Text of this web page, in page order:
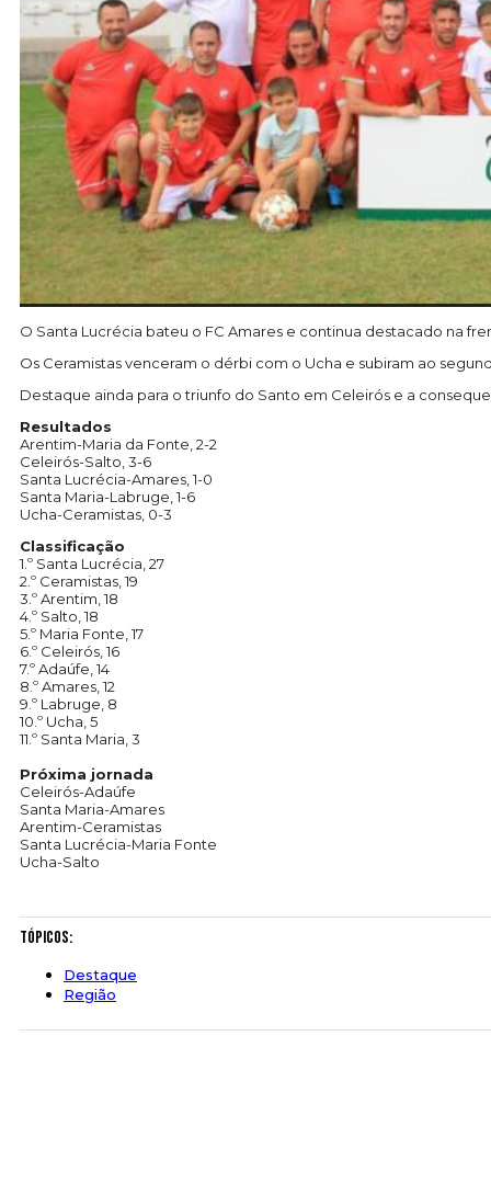
O Santa Lucrécia bateu o FC Amares e continua destacado na
Os Ceramistas venceram o dérbi com o Ucha e subiram ao
Destaque ainda para o triunfo do Santo em Celeirós e a
Resultados
Arentim-Maria da Fonte, 2-2
Celeirós-Salto, 3-6
Santa Lucrécia-Amares, 1-0
Santa Maria-Labruge, 1-6
Ucha-Ceramistas, 0-3
Classificação
1.º Santa Lucrécia, 27
2.º Ceramistas, 19
3.º Arentim, 18
4.º Salto, 18
5.º Maria Fonte, 17
6.º Celeirós, 16
7.º Adaúfe, 14
8.º Amares, 12
9.º Labruge, 8
10.º Ucha, 5
11.º Santa Maria, 3
Próxima jornada
Celeirós-Adaúfe
Santa Maria-Amares
Arentim-Ceramistas
Santa Lucrécia-Maria Fonte
Ucha-Salto
Tópicos:
Destaque
Região